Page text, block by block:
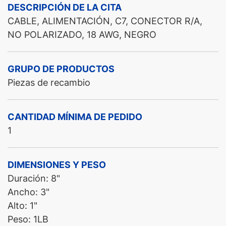
DESCRIPCIÓN DE LA CITA
CABLE, ALIMENTACIÓN, C7, CONECTOR R/A,
NO POLARIZADO, 18 AWG, NEGRO
GRUPO DE PRODUCTOS
Piezas de recambio
CANTIDAD MÍNIMA DE PEDIDO
1
DIMENSIONES Y PESO
Duración: 8"
Ancho: 3"
Alto: 1"
Peso: 1LB